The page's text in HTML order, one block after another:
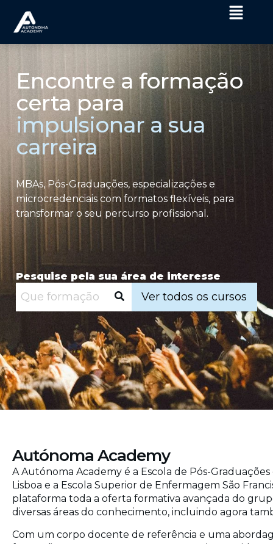
Encontre a formação
certa para
impulsionar a sua
carreira
MBAs, Pós-Graduações, especializações e
microcredenciais com formatos flexíveis, para
transformar o seu percurso profissional.
Pesquise pela sua área de interesse
Ver todos os cursos
Autónoma Academy
A Autónoma Academy é a Escola de Pós-
Lisboa e a Escola Superior de Enfermagem São
plataforma toda a oferta formativa avançada do
diversas áreas do conhecimento, incluindo agora
Com um corpo docente de referência e uma